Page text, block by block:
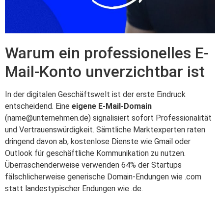
Warum ein professionelles E-
Mail-Konto unverzichtbar ist
In der digitalen Geschäftswelt ist der erste Eindruck
entscheidend. Eine eigene E-Mail-Domain
(name@unternehmen.de) signalisiert sofort Professionalität
und Vertrauenswürdigkeit. Sämtliche Marktexperten raten
dringend davon ab, kostenlose Dienste wie Gmail oder
Outlook für geschäftliche Kommunikation zu nutzen.
Überraschenderweise verwenden 64% der Startups
fälschlicherweise generische Domain-Endungen wie .com
statt landestypischer Endungen wie .de.